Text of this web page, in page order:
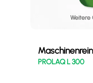
Weitere
PROLAQ L 300